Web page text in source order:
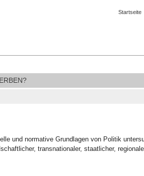
Startseite
und normative Grundlagen von Politik
transnationaler, staatlicher,